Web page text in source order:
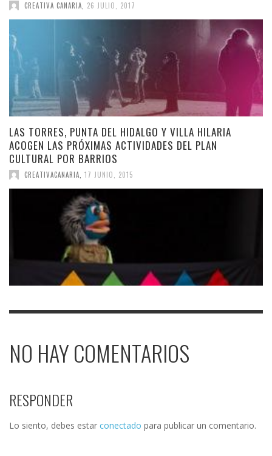
CREATIVA CANARIA 26 JULIO, 2017
LAS TORRES, PUNTA DEL HIDALGO Y VILLA HILARIA
ACOGEN LAS PRÓXIMAS ACTIVIDADES DEL PLAN
CULTURAL POR BARRIOS
CREATIVACANARIA 17 JUNIO, 2015
NO HAY COMENTARIOS
RESPONDER
Lo siento, debes estar conectado para publicar un comentario.